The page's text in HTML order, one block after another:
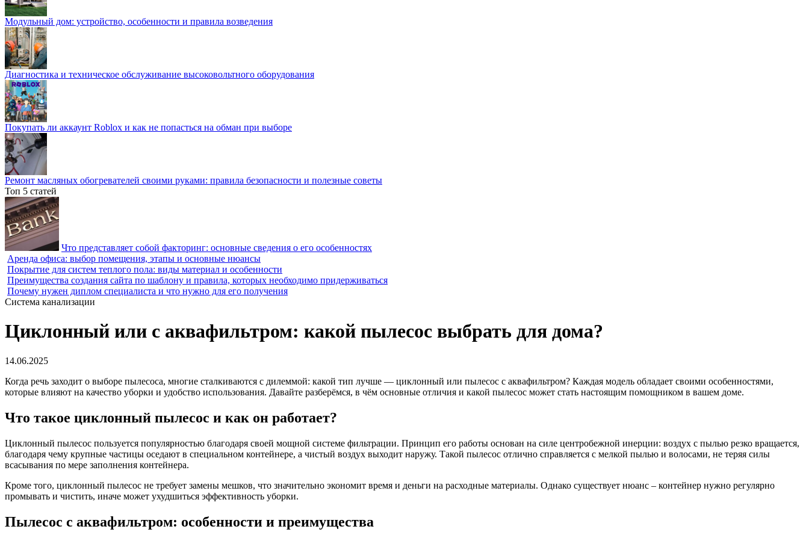
Модульный дом: устройство, особенности и правила возведения
Диагностика и техническое обслуживание высоковольтного оборудования
Покупать ли аккаунт Roblox и как не попасться на обман при выборе
Ремонт масляных обогревателей своими руками: правила безопасности и полезные советы
Топ 5 статей
Что представляет собой факторинг: основные сведения о его особенностях
Аренда офиса: выбор помещения, этапы и основные нюансы
Покрытие для систем теплого пола: виды материал и особенности
Преимущества создания сайта по шаблону и правила, которых необходимо придерживаться
Почему нужен диплом специалиста и что нужно для его получения
Система канализации
Циклонный или с аквафильтром: какой пылесос выбрать для дома?
14.06.2025
Когда речь заходит о выборе пылесоса, многие сталкиваются с дилеммой: какой тип лучше — циклонный или пылесос с аквафильтром? Каждая модель обладает своими особенностями,
которые влияют на качество уборки и удобство использования. Давайте разберёмся, в чём основные отличия и какой пылесос может стать настоящим помощником в вашем доме.
Что такое циклонный пылесос и как он работает?
Циклонный пылесос пользуется популярностью благодаря своей мощной системе фильтрации. Принцип его работы основан на силе центробежной инерции: воздух с пылью резко вращается,
благодаря чему крупные частицы оседают в специальном контейнере, а чистый воздух выходит наружу. Такой пылесос отлично справляется с мелкой пылью и волосами, не теряя силы
всасывания по мере заполнения контейнера.
Кроме того, циклонный пылесос не требует замены мешков, что значительно экономит время и деньги на расходные материалы. Однако существует нюанс – контейнер нужно регулярно
промывать и чистить, иначе может ухудшиться эффективность уборки.
Пылесос с аквафильтром: особенности и преимущества